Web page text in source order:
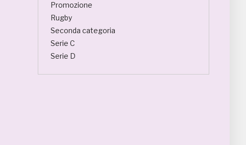
Promozione
Rugby
Seconda categoria
Serie C
Serie D